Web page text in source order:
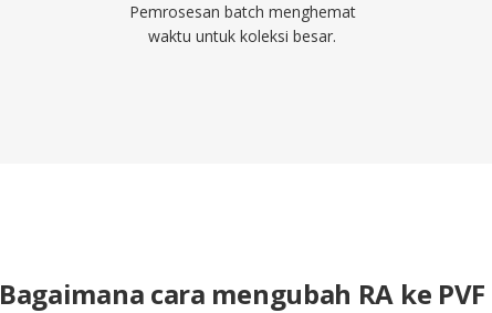
Pemrosesan batch menghemat
waktu untuk koleksi besar.
Bagaimana cara mengubah RA ke PVF